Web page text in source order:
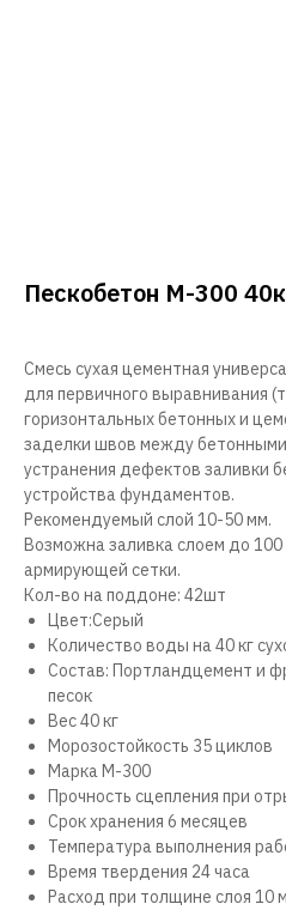
Пескобетон М-300
Смесь сухая цементная
для первичного выравнивания
горизонтальных бетонных и
заделки швов между
устранения дефектов заливки
устройства фундаментов.
Рекомендуемый слой 10-50 мм.
Возможна заливка слоем до
армирующей сетки.
Кол-во на поддоне: 42шт
Цвет:Серый
Количество воды на 40 кг
Состав: Портландцемент и
песок
Вес 40 кг
Морозостойкость 35 циклов
Марка М-300
Прочность сцепления при
Срок хранения 6 месяцев
Температура выполнения
Время твердения 24 часа
Расход при толщине слоя 10